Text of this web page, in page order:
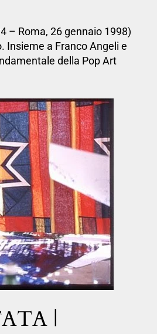
– Roma, 26 gennaio 1998)
Insieme a Franco Angeli e
della Pop Art
|